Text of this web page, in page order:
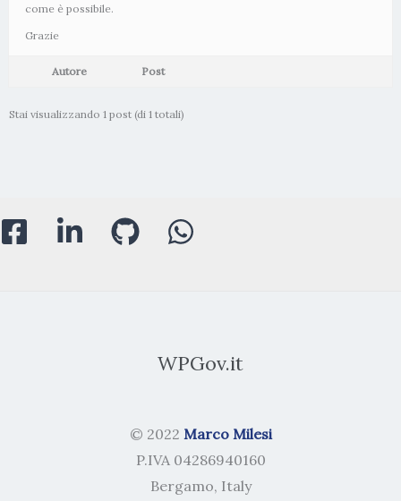
come è possibile.
Grazie
Autore Post
Stai visualizzando 1 post (di 1 totali)
WPGov.it
© 2022 Marco Milesi
P.IVA 04286940160
Bergamo, Italy